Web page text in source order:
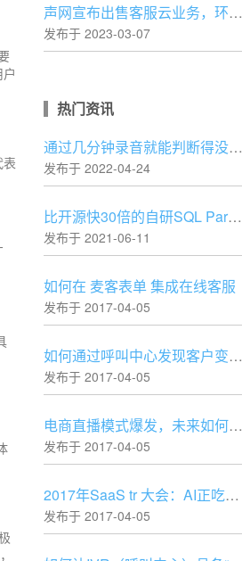
声网宣布出售客服云业务，环信进一步专注IM核心业务
发布于 2023-03-07
热门资讯
通过几分钟录音就能判断得没得新冠，AI 还可以这样？
发布于 2022-04-24
比开源快30倍的自研SQL Parser设计与实践
发布于 2021-06-11
如何在 麦客表单 集成在线客服
发布于 2017-04-05
如何通过呼叫中心发现客户变化？
发布于 2017-04-05
电商直播模式爆发，未来如何赢胜？
发布于 2017-04-05
2017年SaaS tr 大会：AI正吃掉软件？
发布于 2017-04-05